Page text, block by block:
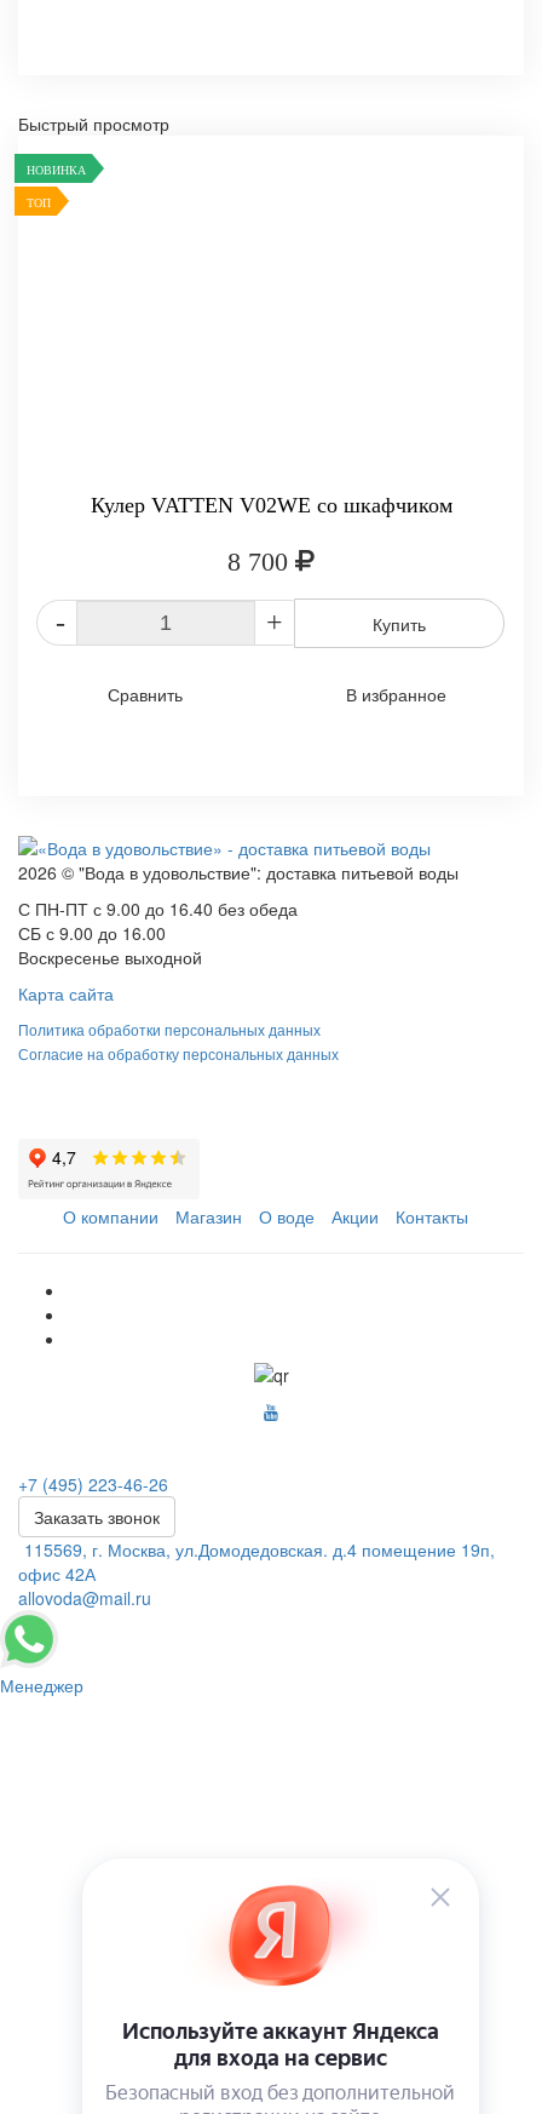
Быстрый просмотр
НОВИНКА
ТОП
Кулер VATTEN V02WE со шкафчиком
8 700
- + Купить
Сравнить В избранное
2026 © "Вода в удовольствие": доставка питьевой воды
С ПН-ПТ с 9.00 до 16.40 без обеда
СБ с 9.00 до 16.00
Воскресенье выходной
Карта сайта
Политика обработки персональных данных
Согласие на обработку персональных данных
О компании Магазин О воде Акции Контакты
+7 (495) 223-46-26
Заказать звонок
115569, г. Москва, ул.Домодедовская. д.4 помещение 19п,
офис 42А
allovoda@mail.ru
Менеджер